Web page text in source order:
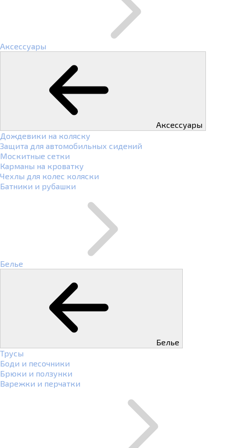
Аксессуары
Аксессуары
Дождевики на коляску
Защита для автомобильных сидений
Москитные сетки
Карманы на кроватку
Чехлы для колес коляски
Батники и рубашки
Белье
Белье
Трусы
Боди и песочники
Брюки и ползунки
Варежки и перчатки